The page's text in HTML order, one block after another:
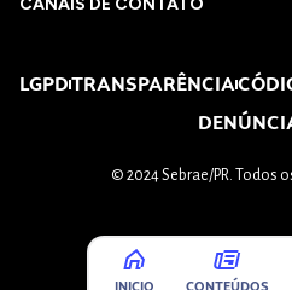
CANAIS DE CONTATO
LGPDTRANSPARÊNCIA
© 2024 Sebrae/PR. Todos
INICIO CONTEÚDOS